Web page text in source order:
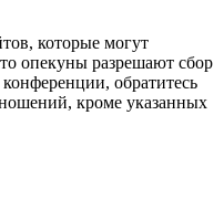
которые могут
опекуны разрешают сбор
обратитесь
кроме указанных